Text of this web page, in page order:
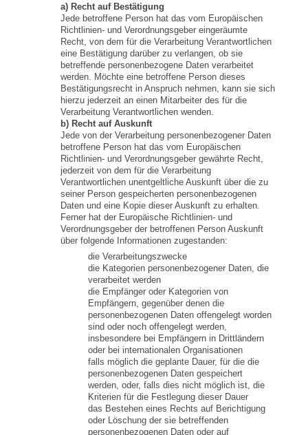
a) Recht auf Bestätigung
Jede betroffene Person hat das vom Europäischen
Richtlinien- und Verordnungsgeber eingeräumte
Recht, von dem für die Verarbeitung Verantwortlichen
eine Bestätigung darüber zu verlangen, ob sie
betreffende personenbezogene Daten verarbeitet
werden. Möchte eine betroffene Person dieses
Bestätigungsrecht in Anspruch nehmen, kann sie sich
hierzu jederzeit an einen Mitarbeiter des für die
Verarbeitung Verantwortlichen wenden.
b) Recht auf Auskunft
Jede von der Verarbeitung personenbezogener Daten
betroffene Person hat das vom Europäischen
Richtlinien- und Verordnungsgeber gewährte Recht,
jederzeit von dem für die Verarbeitung
Verantwortlichen unentgeltliche Auskunft über die zu
seiner Person gespeicherten personenbezogenen
Daten und eine Kopie dieser Auskunft zu erhalten.
Ferner hat der Europäische Richtlinien- und
Verordnungsgeber der betroffenen Person Auskunft
über folgende Informationen zugestanden:
die Verarbeitungszwecke
die Kategorien personenbezogener Daten, die
verarbeitet werden
die Empfänger oder Kategorien von
Empfängern, gegenüber denen die
personenbezogenen Daten offengelegt worden
sind oder noch offengelegt werden,
insbesondere bei Empfängern in Drittländern
oder bei internationalen Organisationen
falls möglich die geplante Dauer, für die die
personenbezogenen Daten gespeichert
werden, oder, falls dies nicht möglich ist, die
Kriterien für die Festlegung dieser Dauer
das Bestehen eines Rechts auf Berichtigung
oder Löschung der sie betreffenden
personenbezogenen Daten oder auf